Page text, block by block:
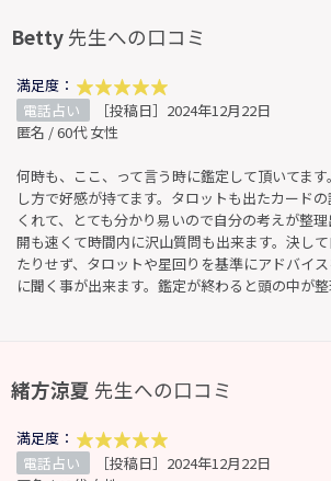
Betty 先生への口コミ
満足度：
電話占い
［投稿日］2024年12月22日
匿名 / 60代 女性
何時も、ここ、って言う時に鑑定して頂いてま
し方で好感が持てます。タロットも出たカード
くれて、とても分かり易いので自分の考えが整
開も速くて時間内に沢山質問も出来ます。決し
たりせず、タロットや星回りを基準にアドバイ
に聞く事が出来ます。鑑定が終わると頭の中が
緒方涼夏 先生への口コミ
満足度：
電話占い
［投稿日］2024年12月22日